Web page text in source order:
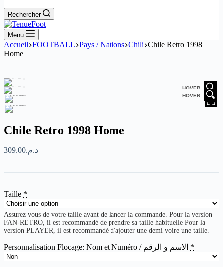
Rechercher
Menu
Accueil FOOTBALL Pays / Nations Chili Chile Retro 1998
Home
HOVER
HOVER
Chile Retro 1998 Home
د.م.309.00
Taille *
Assurez vous de votre taille avant de lancer la commande. Pour la version
FAN-RETRO, il est recommandé de prendre sa taille habituelle Pour la
version PLAYER, il est recommandé d'ajouter une demi voire une taille.
Personnalisation Flocage: Nom et Numéro / الاسم و الرقم *